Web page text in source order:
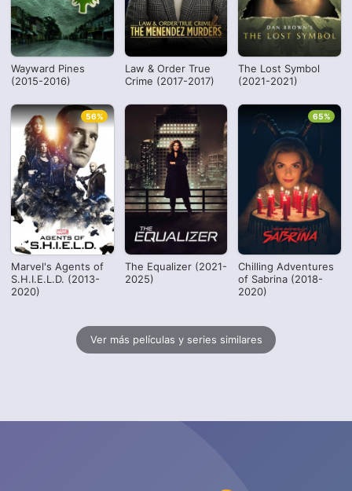
Wayward Pines
(2015-2016)
Law & Order True
Crime (2017-2017)
The Lost Symbol
(2021-2021)
Marvel's Agents of
S.H.I.E.L.D. (2013-
2020)
56%
The Equalizer (2021-
2025)
Chilling Adventures
of Sabrina (2018-
2020)
65%
Ver más películas y series similares